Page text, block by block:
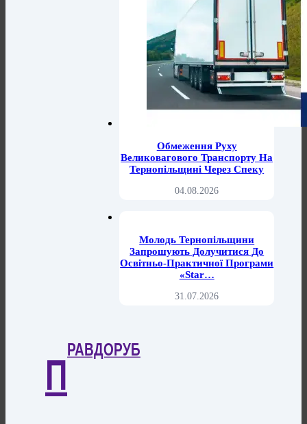
Обмеження Руху
Великовагового Транспорту На
Тернопільщині Через Спеку
04.08.2026
Молодь Тернопільщини
Запрошують Долучитися До
Освітньо-Практичної Програми
«Star…
31.07.2026
П
РАВДОРУБ